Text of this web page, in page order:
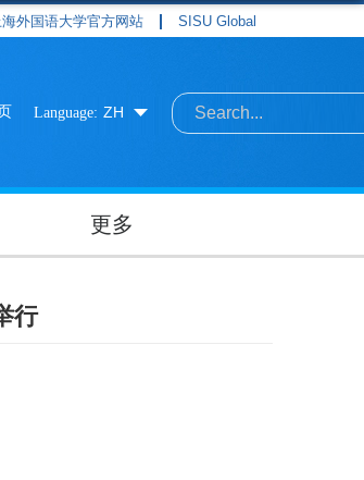
外国语大学官方网站 SISU Global
Language: ZH
更多
行